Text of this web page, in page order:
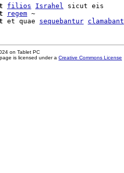
filios Israhel sicut eis
regem ~
et quae sequebantur clamabant
on Tablet PC
is licensed under a Creative Commons License